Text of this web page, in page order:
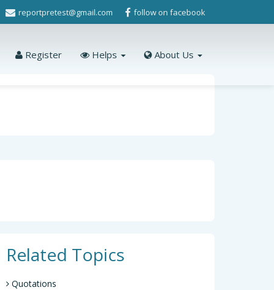
reportpretest@gmail.com follow on facebook
Register Helps About Us
Related Topics
Quotations